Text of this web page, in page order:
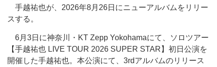
手越祐也が、2026年8月26日にニューアルバムをリリー
スする。
6月3日に神奈川・KT Zepp Yokohamaにて、ソロツアー
【手越祐也 LIVE TOUR 2026 SUPER STAR】初日公演を
開催した手越祐也。本公演にて、3rdアルバムのリリース